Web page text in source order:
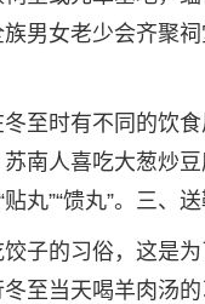
男女老少会齐聚
至时有不同的饮
南人喜吃大葱炒
丸”“馈丸”。三、
子的习俗，这是
至当天喝羊肉汤